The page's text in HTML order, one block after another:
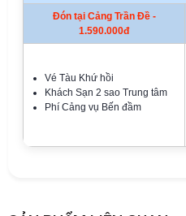
Đón tại Cảng Trần Đề -
1.590.000đ
Vé Tàu Khứ hồi
Khách Sạn 2 sao Trung tâm
Phí Cảng vụ Bến đầm